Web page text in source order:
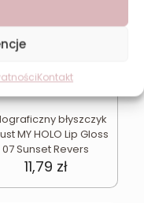
Kontakt
błyszczyk
MY HOLO Lip Gloss
07 Sunset Revers
11,79 zł